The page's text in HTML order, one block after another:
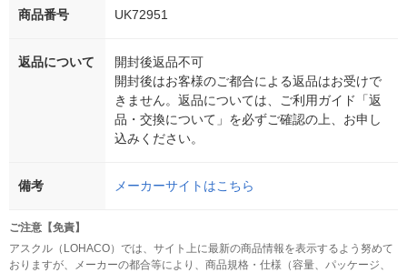
商品番号 UK72951
返品について
開封後返品不可
開封後はお客様のご都合による返品はお受けで
きません。返品については、ご利用ガイド「返
品・交換について」を必ずご確認の上、お申し
込みください。
備考 メーカーサイトはこちら
ご注意【免責】
アスクル（LOHACO）では、サイト上に最新の商品情報を表示するよう努めて
おりますが、メーカーの都合等により、商品規格・仕様（容量、パッケージ、